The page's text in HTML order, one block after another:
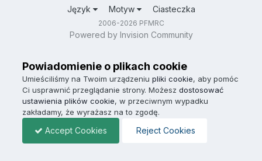
Język Motyw Ciasteczka
2006-2026 PFMRC
Powered by Invision Community
Powiadomienie o plikach cookie
Umieściliśmy na Twoim urządzeniu pliki cookie, aby pomóc
Ci usprawnić przeglądanie strony. Możesz dostosować
ustawienia plików cookie, w przeciwnym wypadku
zakładamy, że wyrażasz na to zgodę.
Accept Cookies Reject Cookies